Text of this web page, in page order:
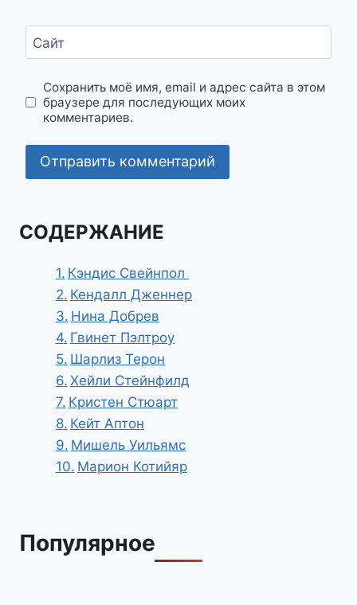
Сайт
Сохранить моё имя, email и адрес сайта в этом
браузере для последующих моих
комментариев.
СОДЕРЖАНИЕ
Кэндис Свейнпол
Кендалл Дженнер
Нина Добрев
Гвинет Пэлтроу
Шарлиз Терон
Хейли Стейнфилд
Кристен Стюарт
Кейт Аптон
Мишель Уильямс
Марион Котийяр
Популярное